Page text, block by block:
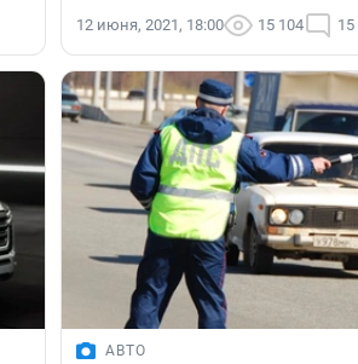
12 июня, 2021, 18:00 15 104 15
АВТО